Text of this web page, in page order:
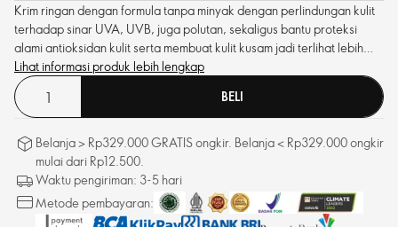
Krim ringan dengan formula tanpa minyak dengan perlindungan kulit
terhadap sinar UVA, UVB, juga polutan, sekaligus bantu proteksi
alami antioksidan kulit serta membuat kulit kusam jadi terlihat lebih
glowing. Cepat menyerap dan tidak menimbulkan white cast.
Lihat informasi produk lebih lengkap
BELI
Belanja > Rp329.000 GRATIS ongkir. Belanja < Rp329.000 ongkir
mulai dari Rp12.500.
Waktu pengiriman: 3-5 hari
Metode pembayaran: